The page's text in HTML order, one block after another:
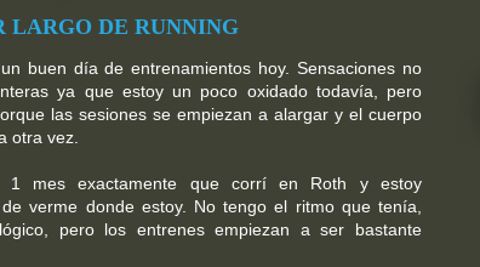
LARGO DE RUNNING
buen día de entrenamientos hoy. Sensaciones no
ya que estoy un poco oxidado todavía, pero
las sesiones se empiezan a alargar y el cuerpo
otra vez.
1 mes exactamente que corrí en Roth y estoy
verme donde estoy. No tengo el ritmo que tenía,
pero los entrenes empiezan a ser bastante